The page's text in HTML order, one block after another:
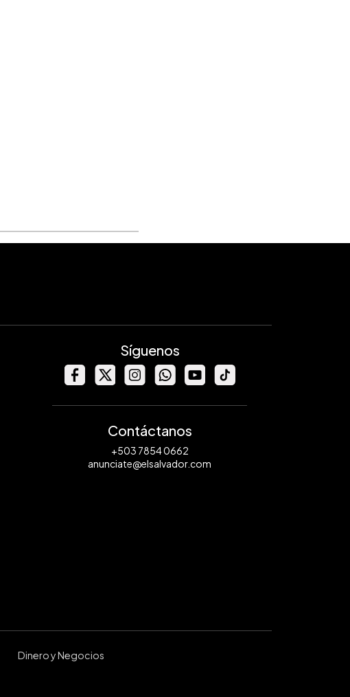
Síguenos
Contáctanos
+503 7854 0662
anunciate@elsalvador.com
Dinero y Negocios